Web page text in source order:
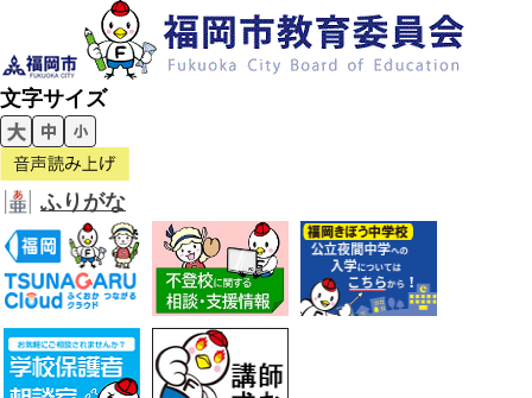
文字サイズ
ふりがな